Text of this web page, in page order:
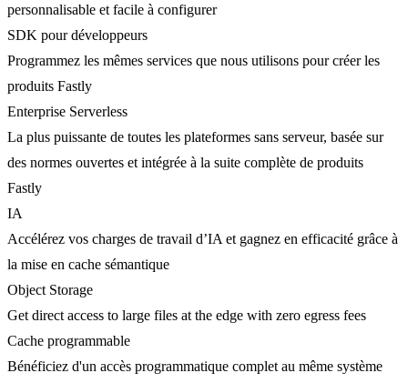
personnalisable et facile à configurer
SDK pour développeurs
Programmez les mêmes services que nous utilisons pour créer les
produits Fastly
Enterprise Serverless
La plus puissante de toutes les plateformes sans serveur, basée sur
des normes ouvertes et intégrée à la suite complète de produits
Fastly
IA
Accélérez vos charges de travail d’IA et gagnez en efficacité grâce à
la mise en cache sémantique
Object Storage
Get direct access to large files at the edge with zero egress fees
Cache programmable
Bénéficiez d'un accès programmatique complet au même système